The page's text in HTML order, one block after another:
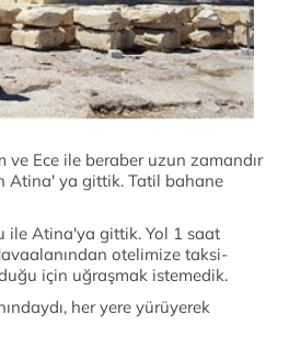
ve Ece ile beraber uzun zamandır
Atina' ya gittik. Tatil bahane
ile Atina'ya gittik. Yol 1 saat
otelimize taksi-
için uğraşmak istemedik.
her yere yürüyerek